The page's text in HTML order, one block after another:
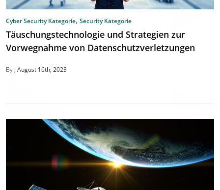
Cyber Security Kategorie, Security Kategorie
Täuschungstechnologie und Strategien zur
Vorwegnahme von Datenschutzverletzungen
By August 16th, 2023